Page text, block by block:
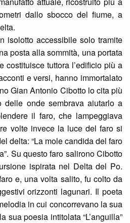
dallo sbocco del fiume, a
isolotto accessibile solo tramite
posta alla sommità, una portata
costituisce tuttora l’edificio più a
e versi, hanno immortalato
Gian Antonio Cibotto lo cita più
delle onde sembrava aiutarlo a
il faro, che lampeggiava
volte invece la luce del faro si
delta: “La mole candida del faro
Su questo faro salirono Cibotto
ispirata nel Delta del Po.
e, una volta salito, fu colto da
orizzonti lagunari. Il poeta
in cui concorrevano la sua
poesia intitolata “L’anguilla”